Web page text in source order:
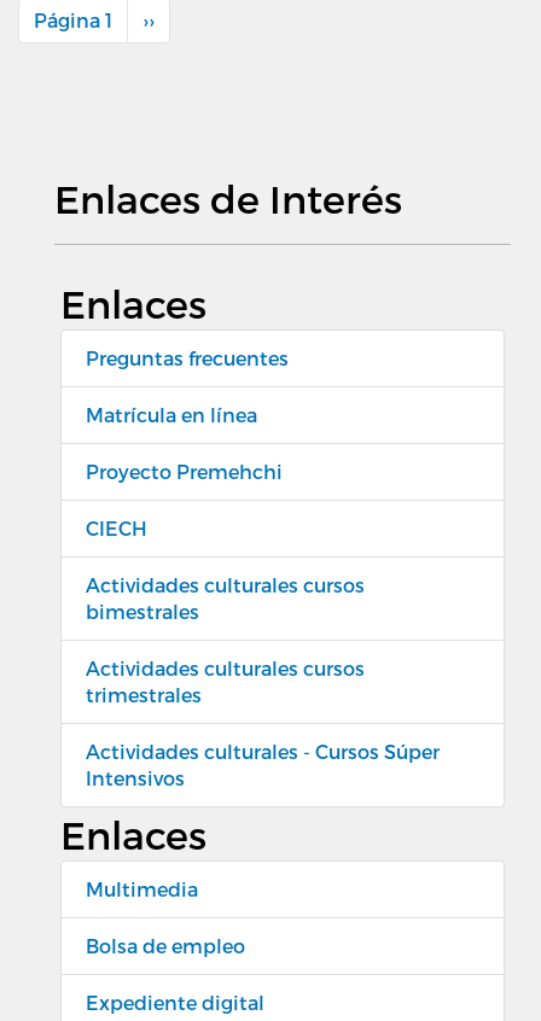
Paginación
Página 1
Siguiente
página
››
Enlaces de Interés
Enlaces
Preguntas frecuentes
Matrícula en línea
Proyecto Premehchi
CIECH
Actividades culturales cursos
bimestrales
Actividades culturales cursos
trimestrales
Actividades culturales - Cursos Súper
Intensivos
Enlaces
Multimedia
Bolsa de empleo
Expediente digital